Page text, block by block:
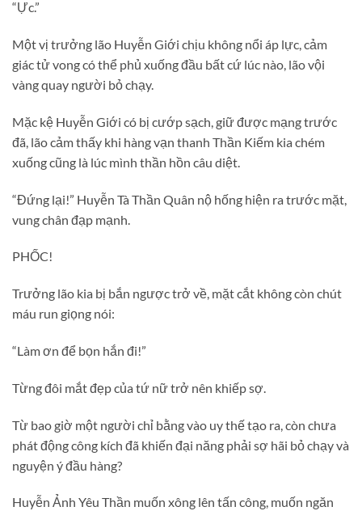
“Ực.”
Một vị trưởng lão Huyễn Giới chịu không nổi áp lực, cảm
giác tử vong có thể phủ xuống đầu bất cứ lúc nào, lão vội
vàng quay người bỏ chạy.
Mặc kệ Huyễn Giới có bị cướp sạch, giữ được mạng trước
đã, lão cảm thấy khi hàng vạn thanh Thần Kiếm kia chém
xuống cũng là lúc mình thần hồn câu diệt.
“Đứng lại!” Huyễn Tà Thần Quân nộ hống hiện ra trước mặt,
vung chân đạp mạnh.
PHỐC!
Trưởng lão kia bị bắn ngược trở về, mặt cắt không còn chút
máu run giọng nói:
“Làm ơn để bọn hắn đi!”
Từng đôi mắt đẹp của tứ nữ trở nên khiếp sợ.
Từ bao giờ một người chỉ bằng vào uy thế tạo ra, còn chưa
phát động công kích đã khiến đại năng phải sợ hãi bỏ chạy và
nguyện ý đầu hàng?
Huyễn Ảnh Yêu Thần muốn xông lên tấn công, muốn ngăn